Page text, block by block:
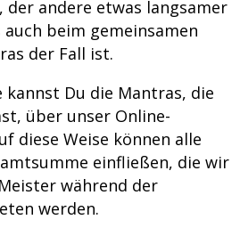
der andere etwas langsamer
beim gemeinsamen
der Fall ist.
kannst Du die Mantras, die
über unser Online-
diese Weise können alle
einfließen, die wir
während der
werden.